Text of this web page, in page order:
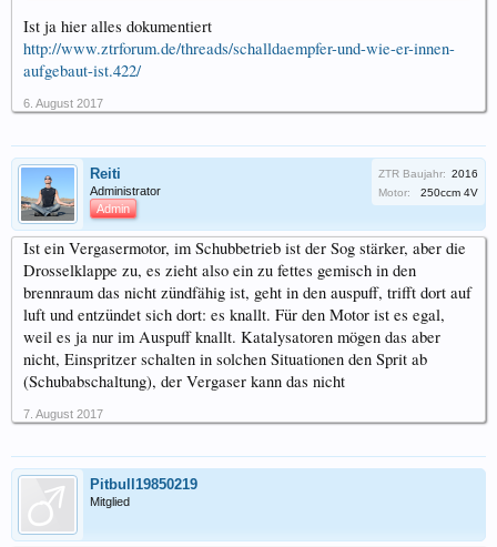
Ist ja hier alles dokumentiert
http://www.ztrforum.de/threads/schalldaempfer-und-wie-er-innen-
aufgebaut-ist.422/
6. August 2017
Reiti
Administrator
Admin
ZTR Baujahr: 2016
Motor:
250ccm 4V
Ist ein Vergasermotor, im Schubbetrieb ist der Sog stärker, aber die
Drosselklappe zu, es zieht also ein zu fettes gemisch in den
brennraum das nicht zündfähig ist, geht in den auspuff, trifft dort auf
luft und entzündet sich dort: es knallt. Für den Motor ist es egal,
weil es ja nur im Auspuff knallt. Katalysatoren mögen das aber
nicht, Einspritzer schalten in solchen Situationen den Sprit ab
(Schubabschaltung), der Vergaser kann das nicht
7. August 2017
Pitbull19850219
Mitglied